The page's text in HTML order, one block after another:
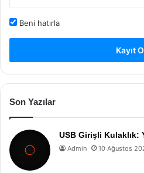
Beni hatırla
Kayıt
Son Yazılar
USB Girişli Kulaklık:
Admin 10 Ağustos